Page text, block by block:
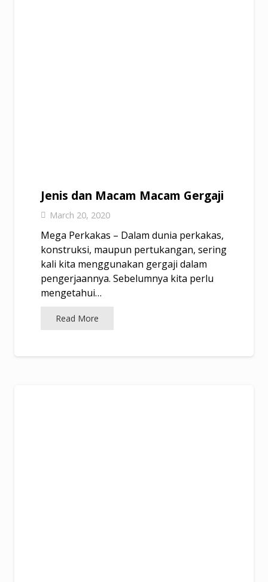
Jenis dan Macam Macam Gergaji
March 20, 2020
Mega Perkakas – Dalam dunia perkakas,
konstruksi, maupun pertukangan, sering
kali kita menggunakan gergaji dalam
pengerjaannya. Sebelumnya kita perlu
mengetahui…
Read More